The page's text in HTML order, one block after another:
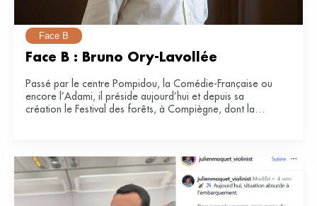
Face B
Face B : Bruno Ory-Lavollée
Passé par le centre Pompidou, la Comédie-Française ou
encore l’Adami, il préside aujourd’hui et depuis sa
création le Festival des forêts, à Compiègne, dont la